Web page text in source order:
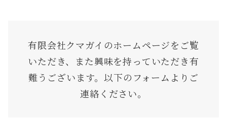
有限会社クマガイのホームページをご覧
いただき、また興味を持っていただき有
難うございます。以下のフォームよりご
連絡ください。